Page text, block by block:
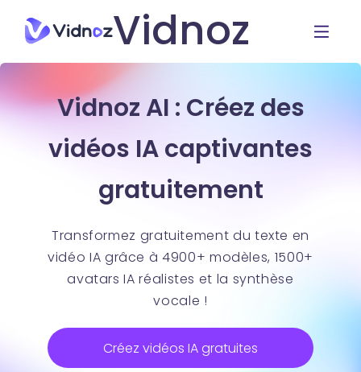
Vidnoz
Vidnoz AI : Créez des
vidéos IA captivantes
gratuitement
Transformez gratuitement du texte en
vidéo IA grâce à 4900+ modèles, 1500+
avatars IA réalistes et la synthèse
vocale !
Créez vidéos IA gratuites